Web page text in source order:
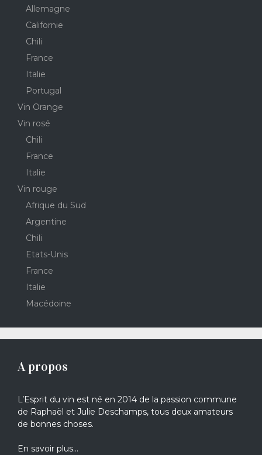
Allemagne
Californie
Chili
France
Italie
Portugal
Vin Orange
Vin rosé
Chili
France
Italie
Vin rouge
Afrique du Sud
Argentine
Chili
Etats-Unis
France
Italie
Macédoine
A propos
L’Esprit du vin est né en 2014 de la passion commune
de Raphaël et Julie Deschamps, tous deux amateurs
de bonnes choses.
En savoir plus…